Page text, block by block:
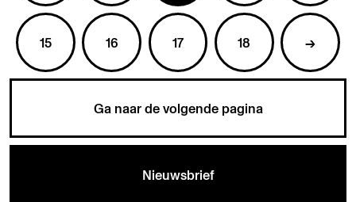
15 16 17 18 →
Ga naar de volgende pagina
Nieuwsbrief